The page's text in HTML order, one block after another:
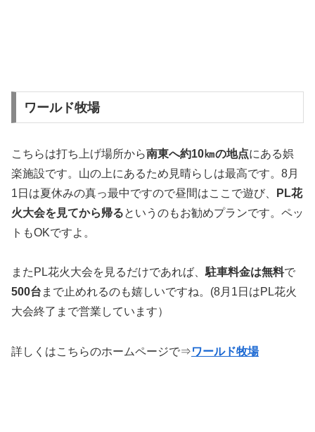
ワールド牧場
こちらは打ち上げ場所から南東へ約10㎞の地点にある娯
楽施設です。山の上にあるため見晴らしは最高です。8月
1日は夏休みの真っ最中ですので昼間はここで遊び、
PL花
火大会を見てから帰るというのもお勧めプランです。ペッ
トもOKですよ。
またPL花火大会を見るだけであれば、 駐車料金は無料で
500台 まで止めれるのも嬉しいですね。(8月1日はPL花火
大会終了まで営業しています）
詳しくはこちらのホームページで⇒ワールド牧場